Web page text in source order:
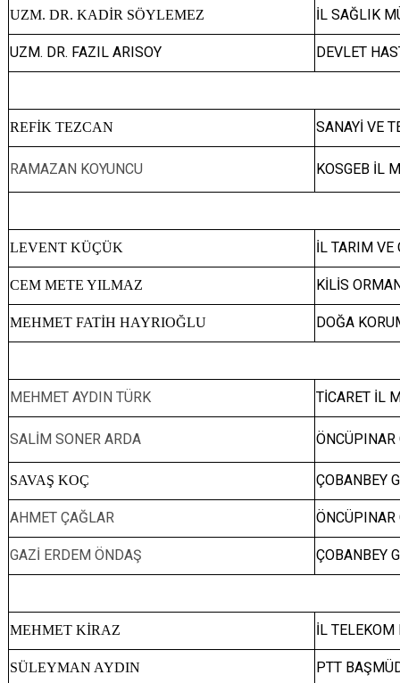
UZM. DR. KADİR SÖYLEMEZ İL SAĞLIK
UZM. DR. FAZIL ARISOY DEVLET
REFİK TEZCAN SANAYİ VE
RAMAZAN KOYUNCU KOSGEB İL
LEVENT KÜÇÜK İL TARIM VE
CEM METE YILMAZ KİLİS
MEHMET FATİH HAYRIOĞLU DOĞA
MEHMET AYDIN TÜRK TİCARET İL
SALİM SONER ARDA ÖNCÜPINAR
SAVAŞ KOÇ ÇOBANBEY
AHMET ÇAĞLAR
GAZİ ERDEM ÖNDAŞ ÇOBANBEY
MEHMET KİRAZ İL TELEKOM
SÜLEYMAN AYDIN PTT